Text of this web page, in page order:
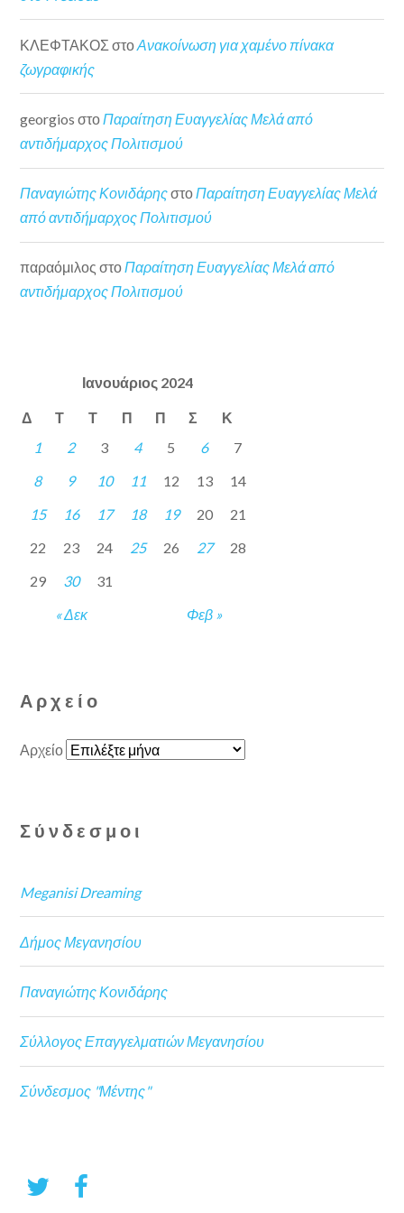
ΚΛΕΦΤΑΚΟΣ στοΑνακοίνωση για χαμένο πίνακα
ζωγραφικής
georgios στοΠαραίτηση Ευαγγελίας Μελά από
αντιδήμαρχος Πολιτισμού
Παναγιώτης ΚονιδάρηςστοΠαραίτηση Ευαγγελίας Μελά
από αντιδήμαρχος Πολιτισμού
παραόμιλος στοΠαραίτηση Ευαγγελίας Μελά από
αντιδήμαρχος Πολιτισμού
Ιανουάριος 2024
Δ Τ Τ Π Π Σ Κ
« Δεκ Φεβ »
1 2 3 4 5 6
7
8
9 10 11 12 13
14
15
16 17 18 19 20
21
22
23 24 25 26 27
28
29
30 31
Αρχείο
Αρχείο
Σύνδεσμοι
Meganisi Dreaming
Δήμος Μεγανησίου
Παναγιώτης Κονιδάρης
Σύλλογος Επαγγελματιών Μεγανησίου
Σύνδεσμος "Μέντης"